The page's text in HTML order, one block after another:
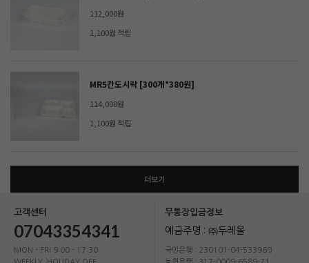
112,000원
1,100원 적립
MR5칸도시락 [300개*380원]
114,000원
1,100원 적립
더보기
고객센터
07043354341
MON - FRI 9:00 - 17:30
무통장입금정보
예금주명 : ㈜두레몰
국민은행 : 230101-04-533960